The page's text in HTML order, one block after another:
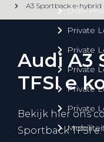
Over
Private
Private
Private
Private
Private
A3 Sportback e-hybrid
Audi A3
TFSI e
Bekijk hier ons
Sportback TFSI e.